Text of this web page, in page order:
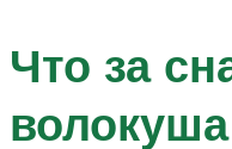
Что за
волокуша